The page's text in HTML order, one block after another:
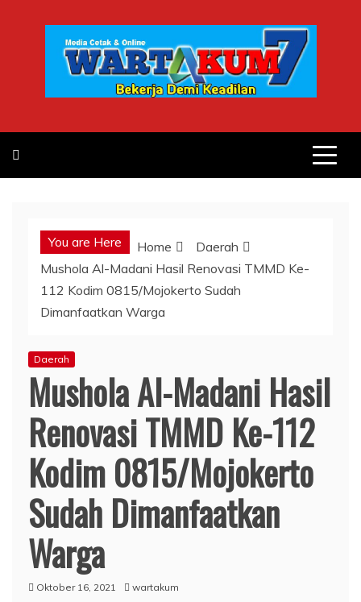
You are Here Home
Daerah
Mushola Al-Madani Hasil Renovasi TMMD Ke-
112 Kodim 0815/Mojokerto Sudah
Dimanfaatkan Warga
Daerah
Mushola Al-Madani Hasil
Renovasi TMMD Ke-112
Kodim 0815/Mojokerto
Sudah Dimanfaatkan
Warga
Oktober 16, 2021 wartakum